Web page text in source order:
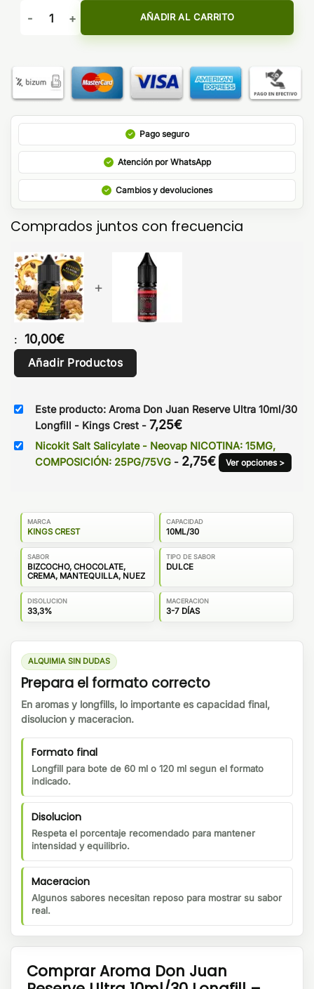
Aroma Don Juan Reserve Ultra 10ml/30 Longfill - Kings
AÑADIR AL CARRITO
Pago seguro
Atención por WhatsApp
Cambios y devoluciones
Comprados juntos con frecuencia
+
: 10,00€
Añadir Productos
Este producto: Aroma Don Juan Reserve Ultra 10ml/30
Longfill - Kings Crest - 7,25€
Nicokit Salt Salicylate - Neovap NICOTINA: 15MG,
COMPOSICIÓN: 25PG/75VG - 2,75€ Ver opciones >
MARCA
KINGS CREST
CAPACIDAD
10ML/30
SABOR
BIZCOCHO, CHOCOLATE,
CREMA, MANTEQUILLA, NUEZ
TIPO DE SABOR
DULCE
DISOLUCION
33,3%
MACERACION
3-7 DÍAS
ALQUIMIA SIN DUDAS
Prepara el formato correcto
En aromas y longfills, lo importante es capacidad final,
disolucion y maceracion.
Formato final
Longfill para bote de 60 ml o 120 ml segun el formato
indicado.
Disolucion
Respeta el porcentaje recomendado para mantener
intensidad y equilibrio.
Maceracion
Algunos sabores necesitan reposo para mostrar su sabor
real.
Comprar Aroma Don Juan